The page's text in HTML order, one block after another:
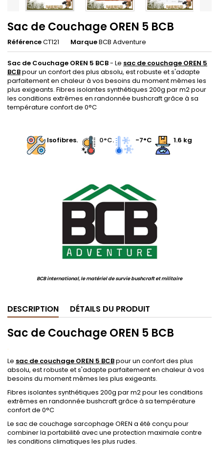
Sac de Couchage OREN 5 BCB
RéférenceCT121 MarqueBCB Adventure
Sac de Couchage OREN 5 BCB- Le sac de couchage OREN 5
BCBpour un confort des plus absolu, est robuste et s'adapte
parfaitement en chaleur à vos besoins du moment mêmes les
plus exigeants. Fibres isolantes synthétiques 200g par m2 pour
les conditions extrêmes en randonnée bushcraft grâce à sa
température confort de 0°C
Isofibres. 0°C. -7°C 1.6 kg
BCB international, le matériel de survie bushcraft et militaire
DESCRIPTION DÉTAILS DU PRODUIT
Sac de Couchage OREN 5 BCB
.
Le sac de couchage OREN 5 BCBpour un confort des plus
absolu, est robuste et s'adapte parfaitement en chaleur à vos
besoins du moment mêmes les plus exigeants.
Fibres isolantes synthétiques 200g par m2 pour les conditions
extrêmes en randonnée bushcraft grâce à sa température
confort de 0°C
Le sac de couchage sarcophage OREN a été conçu pour
combiner la portabilité avec une protection maximale contre
les conditions climatiques les plus rudes.